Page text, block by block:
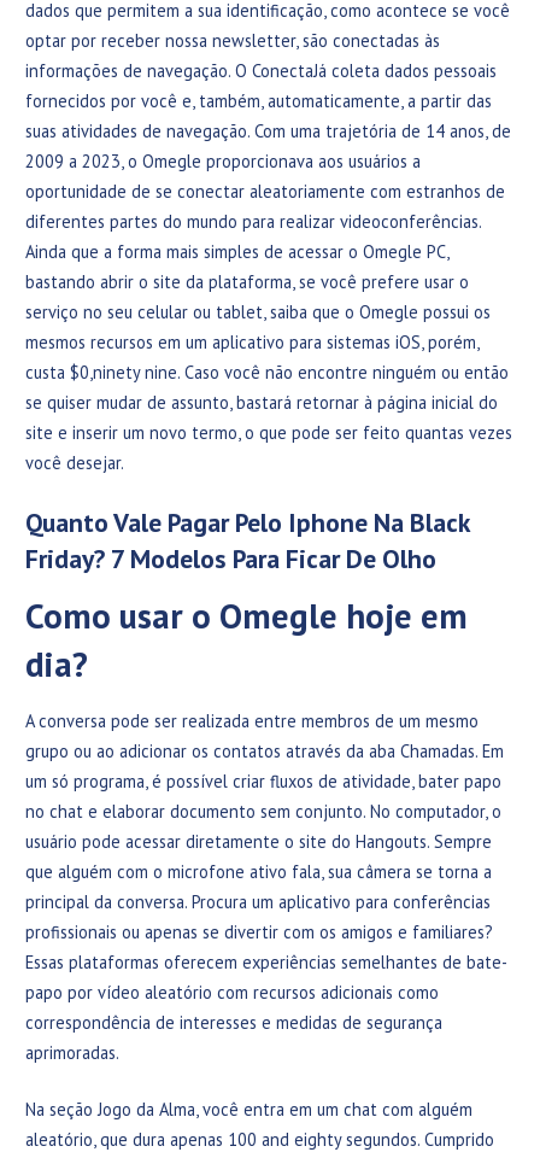
dados que permitem a sua identificação, como acontece se você
optar por receber nossa newsletter, são conectadas às
informações de navegação. O ConectaJá coleta dados pessoais
fornecidos por você e, também, automaticamente, a partir das
suas atividades de navegação. Com uma trajetória de 14 anos, de
2009 a 2023, o Omegle proporcionava aos usuários a
oportunidade de se conectar aleatoriamente com estranhos de
diferentes partes do mundo para realizar videoconferências.
Ainda que a forma mais simples de acessar o Omegle PC,
bastando abrir o site da plataforma, se você prefere usar o
serviço no seu celular ou tablet, saiba que o Omegle possui os
mesmos recursos em um aplicativo para sistemas iOS, porém,
custa $0,ninety nine. Caso você não encontre ninguém ou então
se quiser mudar de assunto, bastará retornar à página inicial do
site e inserir um novo termo, o que pode ser feito quantas vezes
você desejar.
Quanto Vale Pagar Pelo Iphone Na Black
Friday? 7 Modelos Para Ficar De Olho
Como usar o Omegle hoje em
dia?
A conversa pode ser realizada entre membros de um mesmo
grupo ou ao adicionar os contatos através da aba Chamadas. Em
um só programa, é possível criar fluxos de atividade, bater papo
no chat e elaborar documento sem conjunto. No computador, o
usuário pode acessar diretamente o site do Hangouts. Sempre
que alguém com o microfone ativo fala, sua câmera se torna a
principal da conversa. Procura um aplicativo para conferências
profissionais ou apenas se divertir com os amigos e familiares?
Essas plataformas oferecem experiências semelhantes de bate-
papo por vídeo aleatório com recursos adicionais como
correspondência de interesses e medidas de segurança
aprimoradas.
Na seção Jogo da Alma, você entra em um chat com alguém
aleatório, que dura apenas 100 and eighty segundos. Cumprido